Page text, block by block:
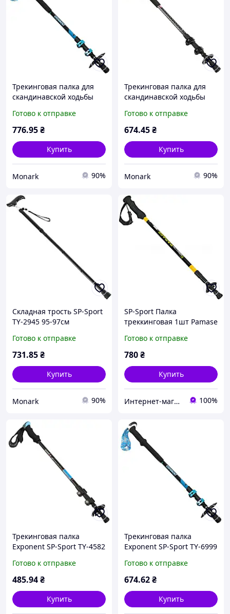
Трекинговая палка для
скандинавской ходьбы
6999, цвета в
ассортименте, легкая и
Готово к отправке
776.95₴
Купить
Monark 90%
Трекинговая палка для
скандинавской ходьбы
7163, лёгкая и надёжная
Готово к отправке
674.45₴
Купить
Monark 90%
Складная трость SP-Sport
TY-2945 95-97см
Готово к отправке
731.85₴
Купить
Monark 90%
SP-Sport Палка
треккинговая 1шт Pamase
Готово к отправке
780₴
Купить
Интернет-магазин LuckyBird 100%
Трекинговая палка
Exponent SP-Sport TY-4582
ходьбы и трекинга
Готово к отправке
485.94₴
Купить
Трекинговая палка
Exponent SP-Sport TY-6999
ходьбы, синяя, легкая и
надёжная
Готово к отправке
674.62₴
Купить